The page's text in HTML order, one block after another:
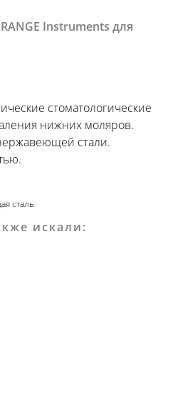
Instruments для
стоматологические
нижних моляров.
стали.
сталь
искали: